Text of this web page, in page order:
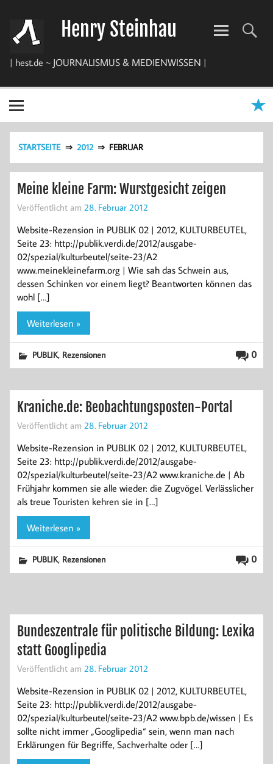
springen
Henry Steinhau
| hest.de ~ JOURNALISMUS & MEDIENWISSEN |
STARTSEITE 2012 FEBRUAR
Meine kleine Farm: Wurstgesicht zeigen
Veröffentlicht am 28. Februar 2012
Website-Rezension in PUBLIK 02 | 2012, KULTURBEUTEL,
Seite 23: http://publik.verdi.de/2012/ausgabe-
02/spezial/kulturbeutel/seite-23/A2
www.meinekleinefarm.org | Wie sah das Schwein aus,
dessen Schinken vor einem liegt? Beantworten können das
wohl […]
Weiterlesen »
0
PUBLIK, Rezensionen
Kraniche.de: Beobachtungsposten-Portal
Veröffentlicht am 28. Februar 2012
Website-Rezension in PUBLIK 02 | 2012, KULTURBEUTEL,
Seite 23: http://publik.verdi.de/2012/ausgabe-
02/spezial/kulturbeutel/seite-23/A2 www.kraniche.de | Ab
Frühjahr kommen sie alle wieder: die Zugvögel. Verlässlicher
als treue Touristen kehren sie in […]
Weiterlesen »
0
PUBLIK, Rezensionen
Bundeszentrale für politische Bildung: Lexika
statt Googlipedia
Veröffentlicht am 28. Februar 2012
Website-Rezension in PUBLIK 02 | 2012, KULTURBEUTEL,
Seite 23: http://publik.verdi.de/2012/ausgabe-
02/spezial/kulturbeutel/seite-23/A2 www.bpb.de/wissen | Es
sollte nicht immer „Googlipedia“ sein, wenn man nach
Erklärungen für Begriffe, Sachverhalte oder […]